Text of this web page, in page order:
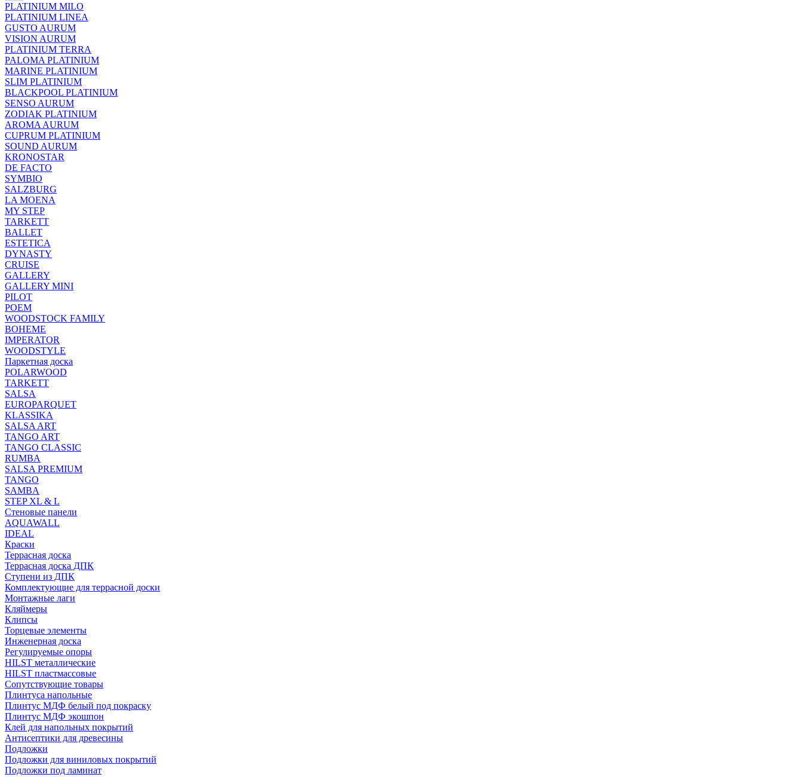
PLATINIUM MILO
PLATINIUM LINEA
GUSTO AURUM
VISION AURUM
PLATINIUM TERRA
PALOMA PLATINIUM
MARINE PLATINIUM
SLIM PLATINIUM
BLACKPOOL PLATINIUM
SENSO AURUM
ZODIAK PLATINIUM
AROMA AURUM
CUPRUM PLATINIUM
SOUND AURUM
KRONOSTAR
DE FACTO
SYMBIO
SALZBURG
LA MOENA
MY STEP
TARKETT
BALLET
ESTETICA
DYNASTY
CRUISE
GALLERY
GALLERY MINI
PILOT
POEM
WOODSTOCK FAMILY
BOHEME
IMPERATOR
WOODSTYLE
Паркетная доска
POLARWOOD
TARKETT
SALSA
EUROPARQUET
KLASSIKA
SALSA ART
TANGO ART
TANGO CLASSIC
RUMBA
SALSA PREMIUM
TANGO
SAMBA
STEP XL & L
Стеновые панели
AQUAWALL
IDEAL
Краски
Террасная доска
Террасная доска ДПК
Ступени из ДПК
Комплектующие для террасной доски
Монтажные лаги
Кляймеры
Клипсы
Торцевые элементы
Инженерная доска
Регулируемые опоры
HILST металлические
HILST пластмассовые
Сопутствующие товары
Плинтуса напольные
Плинтус МДФ белый под покраску
Плинтус МДФ экошпон
Клей для напольных покрытий
Антисептики для древесины
Подложки
Подложки для виниловых покрытий
Подложки под ламинат